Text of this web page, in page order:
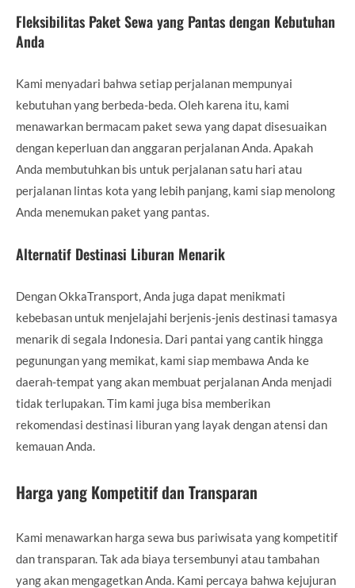
Fleksibilitas Paket Sewa yang Pantas dengan Kebutuhan
Anda
Kami menyadari bahwa setiap perjalanan mempunyai
kebutuhan yang berbeda-beda. Oleh karena itu, kami
menawarkan bermacam paket sewa yang dapat disesuaikan
dengan keperluan dan anggaran perjalanan Anda. Apakah
Anda membutuhkan bis untuk perjalanan satu hari atau
perjalanan lintas kota yang lebih panjang, kami siap menolong
Anda menemukan paket yang pantas.
Alternatif Destinasi Liburan Menarik
Dengan OkkaTransport, Anda juga dapat menikmati
kebebasan untuk menjelajahi berjenis-jenis destinasi tamasya
menarik di segala Indonesia. Dari pantai yang cantik hingga
pegunungan yang memikat, kami siap membawa Anda ke
daerah-tempat yang akan membuat perjalanan Anda menjadi
tidak terlupakan. Tim kami juga bisa memberikan
rekomendasi destinasi liburan yang layak dengan atensi dan
kemauan Anda.
Harga yang Kompetitif dan Transparan
Kami menawarkan harga sewa bus pariwisata yang kompetitif
dan transparan. Tak ada biaya tersembunyi atau tambahan
yang akan mengagetkan Anda. Kami percaya bahwa kejujuran